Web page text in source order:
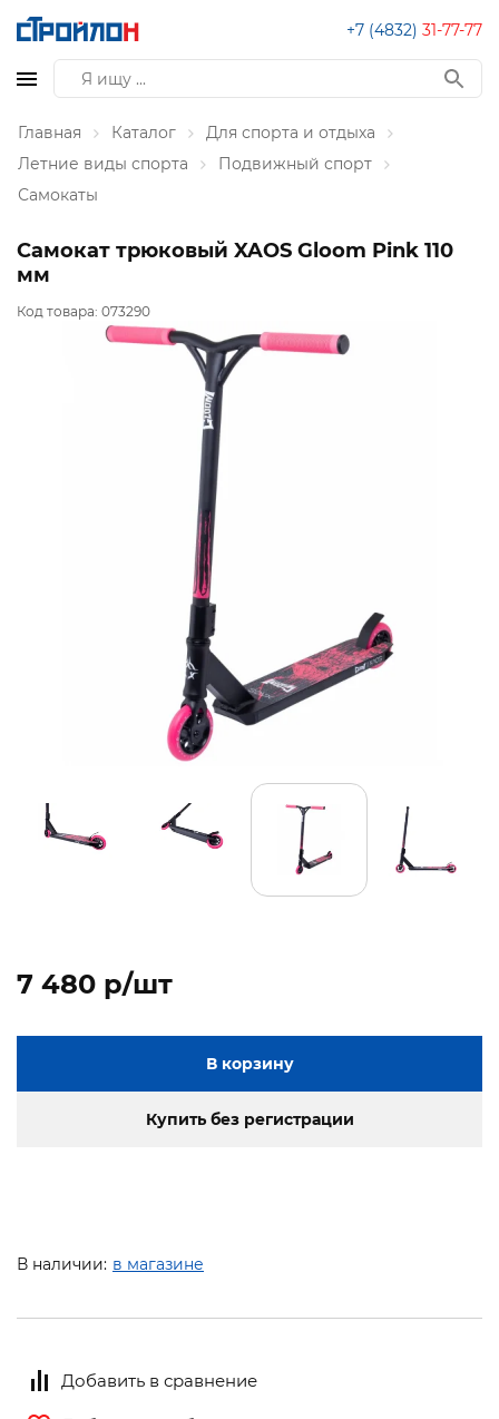
+7 (4832) 31-77-77
Главная Каталог
Для спорта и отдыха
Летние виды спорта
Подвижный спорт
Самокаты
Самокат трюковый XAOS Gloom Pink 110
мм
Код товара: 073290
7 480 p/шт
В корзину
Купить без регистрации
В наличии: в магазине
Добавить в сравнение